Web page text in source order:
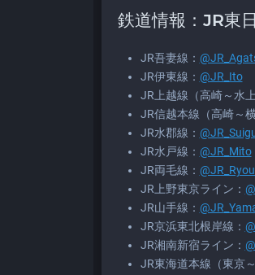
鉄道情報：JR東
JR吾妻線：
JR伊東線： @JR_Ito
JR上越線（高崎～水上
JR信越本線（高崎～
JR水郡線：
JR水戸線： @JR_Mito
JR両毛線：
JR上野東京ライン：
JR山手線：
JR京浜東北根岸線：
JR湘南新宿ライン：
JR東海道本線（東京